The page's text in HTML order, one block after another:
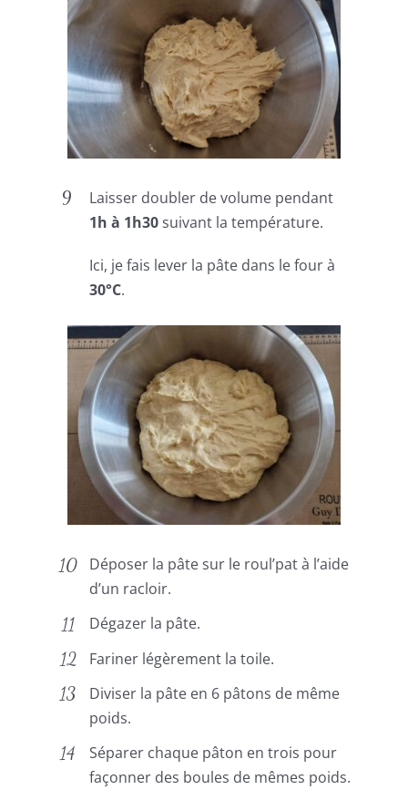
Laisser doubler de volume pendant
1h à 1h30suivant la température.
Ici, je fais lever la pâte dans le four à
30°C.
Déposer la pâte sur le roul’pat à l’aide
d’un racloir.
Dégazer la pâte.
Fariner légèrement la toile.
Diviser la pâte en 6 pâtons de même
poids.
Séparer chaque pâton en trois pour
façonner des boules de mêmes poids.